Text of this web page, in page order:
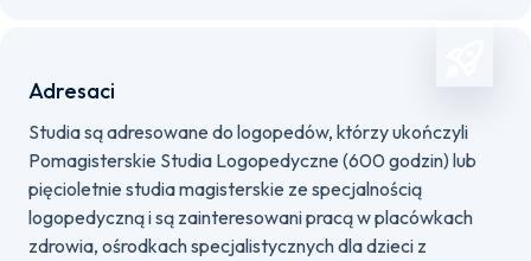
Adresaci
Studia są adresowane do logopedów, którzy ukończyli
Pomagisterskie Studia Logopedyczne (600 godzin) lub
pięcioletnie studia magisterskie ze specjalnością
logopedyczną i są zainteresowani pracą w placówkach
zdrowia, ośrodkach specjalistycznych dla dzieci z